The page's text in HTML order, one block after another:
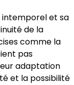
intemporel et sa
de la
comme la
pas
adaptation
et la possibilité